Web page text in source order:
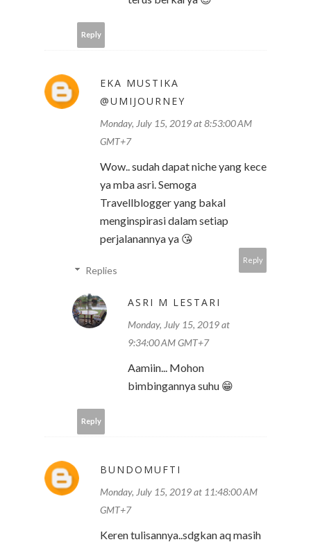
Reply
EKA MUSTIKA
@UMIJOURNEY
Monday, July 15, 2019 at 8:53:00 AM
GMT+7
Wow.. sudah dapat niche yang kece
ya mba asri. Semoga
Travellblogger yang bakal
menginspirasi dalam setiap
perjalanannya ya 😘
Reply
Replies
ASRI M LESTARI
Monday, July 15, 2019 at
9:34:00 AM GMT+7
Aamiin... Mohon
bimbingannya suhu 😁
Reply
BUNDOMUFTI
Monday, July 15, 2019 at 11:48:00 AM
GMT+7
Keren tulisannya..sdgkan aq masih